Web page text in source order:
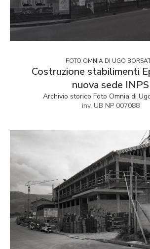
FOTO OMNIA DI UGO
Costruzione stabilimenti
nuova sede INPS
Archivio storico Foto Omnia di
inv. UB NP 007088